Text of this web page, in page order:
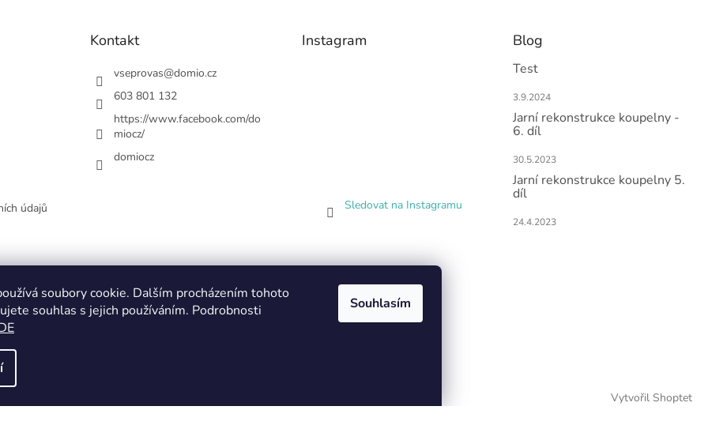
soubory cookie. Dalším procházením tohoto
souhlas s jejich používáním. Podrobnosti
Souhlasím
údajů
Kontakt
vseprovas@domio.cz
603 801 132
https://www.facebook.com/do
miocz/
domiocz
Instagram
Sledovat na Instagramu
Blog
Test
3.9.2024
Jarní rekonstrukce koupelny -
6. díl
30.5.2023
Jarní rekonstrukce koupelny 5.
díl
24.4.2023
Vytvořil Shoptet